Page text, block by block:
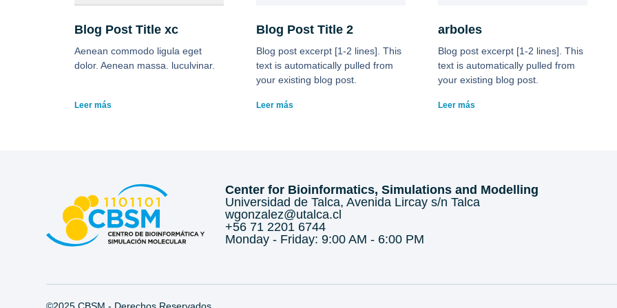
Blog Post Title xc
Aenean commodo ligula eget
dolor. Aenean massa. luculvinar.
Leer más
Blog Post Title 2
Blog post excerpt [1-2 lines]. This
text is automatically pulled from
your existing blog post.
Leer más
arboles
Blog post excerpt [1-2 lines]. This
text is automatically pulled from
your existing blog post.
Leer más
Center for Bioinformatics, Simulations and Modelling
Universidad de Talca, Avenida Lircay s/n Talca
wgonzalez@utalca.cl
+56 71 2201 6744
Monday - Friday: 9:00 AM - 6:00 PM